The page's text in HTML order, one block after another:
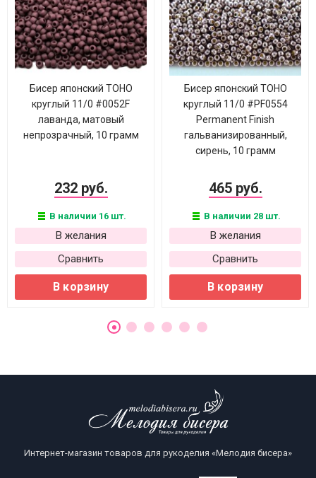
Бисер японский TOHO
круглый 11/0 #0052F
лаванда, матовый
непрозрачный, 10 грамм
232 руб.
В наличии 16 шт.
В желания
Сравнить
В корзину
Бисер японский TOHO
круглый 11/0 #PF0554
Permanent Finish
гальванизированный,
сирень, 10 грамм
465 руб.
В наличии 28 шт.
В желания
Сравнить
В корзину
Интернет-магазин товаров для рукоделия «Мелодия бисера»